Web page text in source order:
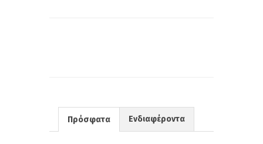
Πρόσφατα Ενδιαφέροντα